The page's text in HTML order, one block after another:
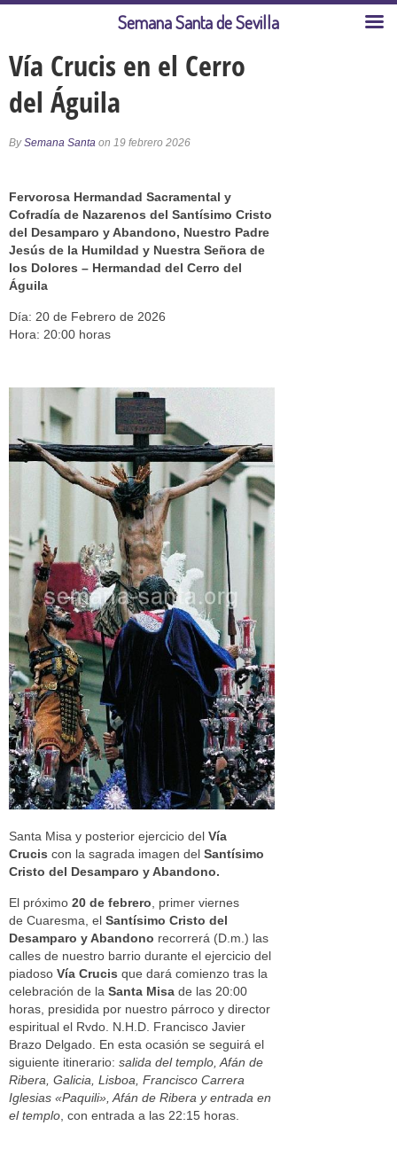
Vía Crucis en el Cerro
del Águila
BySemana Santa on 19 febrero 2026
Fervorosa Hermandad Sacramental y
Cofradía de Nazarenos del Santísimo Cristo
del Desamparo y Abandono, Nuestro Padre
Jesús de la Humildad y Nuestra Señora de
los Dolores – Hermandad del Cerro del
Águila
Día: 20 de Febrero de 2026
Hora: 20:00 horas
Santa Misa y posterior ejercicio del Vía
Crucis con la sagrada imagen del Santísimo
Cristo del Desamparo y Abandono.
El próximo 20 de febrero, primer viernes
de Cuaresma, el Santísimo Cristo del
Desamparo y Abandono recorrerá (D.m.) las
calles de nuestro barrio durante el ejercicio del
piadoso Vía Crucis que dará comienzo tras la
celebración de la Santa Misa de las 20:00
horas, presidida por nuestro párroco y director
espiritual el Rvdo. N.H.D. Francisco Javier
Brazo Delgado. En esta ocasión se seguirá el
siguiente itinerario: salida del templo, Afán de
Ribera, Galicia, Lisboa, Francisco Carrera
Iglesias «Paquili», Afán de Ribera y entrada en
el templo, con entrada a las 22:15 horas.
Semana Santa de Sevilla